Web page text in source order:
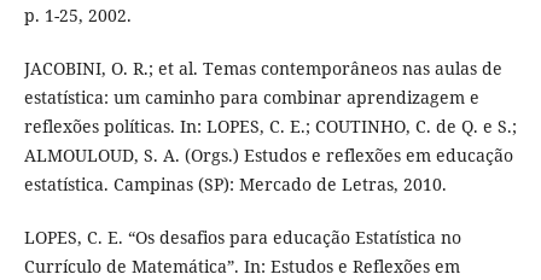
p. 1-25, 2002.
JACOBINI, O. R.; et al. Temas contemporâneos nas aulas de
estatística: um caminho para combinar aprendizagem e
reflexões políticas. In: LOPES, C. E.; COUTINHO, C. de Q. e S.;
ALMOULOUD, S. A. (Orgs.) Estudos e reflexões em educação
estatística. Campinas (SP): Mercado de Letras, 2010.
LOPES, C. E. “Os desafios para educação Estatística no
Currículo de Matemática”. In: Estudos e Reflexões em